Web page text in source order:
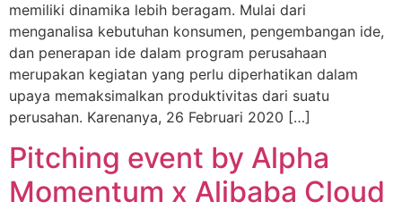
memiliki dinamika lebih beragam. Mulai dari
menganalisa kebutuhan konsumen, pengembangan ide,
dan penerapan ide dalam program perusahaan
merupakan kegiatan yang perlu diperhatikan dalam
upaya memaksimalkan produktivitas dari suatu
perusahan. Karenanya, 26 Februari 2020 […]
Pitching event by Alpha
Momentum x Alibaba Cloud